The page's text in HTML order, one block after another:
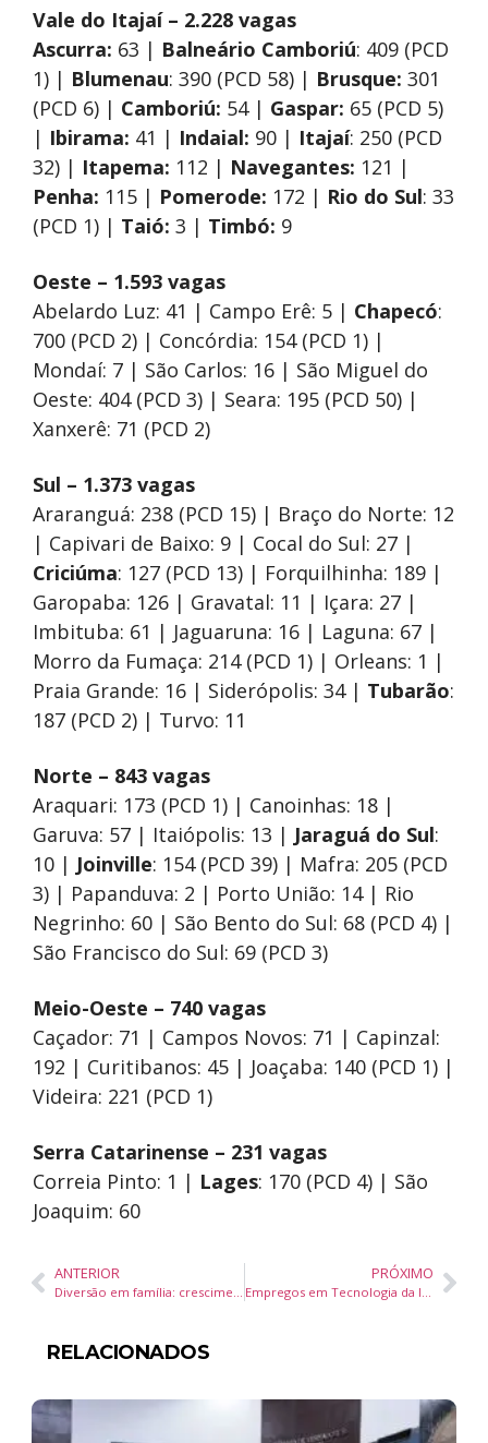
Vale do Itajaí – 2.228 vagas
Ascurra: 63 | Balneário Camboriú: 409 (PCD
1) | Blumenau: 390 (PCD 58) | Brusque: 301
(PCD 6) | Camboriú: 54 | Gaspar: 65 (PCD 5)
| Ibirama: 41 | Indaial: 90 | Itajaí: 250 (PCD
32) | Itapema: 112 | Navegantes: 121 |
Penha: 115 | Pomerode: 172 | Rio do Sul: 33
(PCD 1) | Taió: 3 | Timbó: 9
Oeste – 1.593 vagas
Abelardo Luz: 41 | Campo Erê: 5 | Chapecó:
700 (PCD 2) | Concórdia: 154 (PCD 1) |
Mondaí: 7 | São Carlos: 16 | São Miguel do
Oeste: 404 (PCD 3) | Seara: 195 (PCD 50) |
Xanxerê: 71 (PCD 2)
Sul – 1.373 vagas
Araranguá: 238 (PCD 15) | Braço do Norte: 12
| Capivari de Baixo: 9 | Cocal do Sul: 27 |
Criciúma: 127 (PCD 13) | Forquilhinha: 189 |
Garopaba: 126 | Gravatal: 11 | Içara: 27 |
Imbituba: 61 | Jaguaruna: 16 | Laguna: 67 |
Morro da Fumaça: 214 (PCD 1) | Orleans: 1 |
Praia Grande: 16 | Siderópolis: 34 | Tubarão:
187 (PCD 2) | Turvo: 11
Norte – 843 vagas
Araquari: 173 (PCD 1) | Canoinhas: 18 |
Garuva: 57 | Itaiópolis: 13 | Jaraguá do Sul:
10 | Joinville: 154 (PCD 39) | Mafra: 205 (PCD
3) | Papanduva: 2 | Porto União: 14 | Rio
Negrinho: 60 | São Bento do Sul: 68 (PCD 4) |
São Francisco do Sul: 69 (PCD 3)
Meio-Oeste – 740 vagas
Caçador: 71 | Campos Novos: 71 | Capinzal:
192 | Curitibanos: 45 | Joaçaba: 140 (PCD 1) |
Videira: 221 (PCD 1)
Serra Catarinense – 231 vagas
Correia Pinto: 1 | Lages: 170 (PCD 4) | São
Joaquim: 60
ANTERIOR
Diversão em família: crescimento do turismo reflete no mercado de multipropriedade
PRÓXIMO
Empregos em Tecnologia da Informação e Comunicação crescem 57% em Santa Catarina na última década
RELACIONADOS